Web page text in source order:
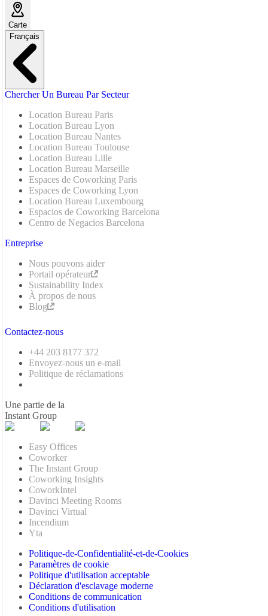
Carte
Français
Chercher Un Bureau Par Secteur
Location Bureau Paris
Location Bureau Lyon
Location Bureau Nantes
Location Bureau Toulouse
Location Bureau Lille
Location Bureau Marseille
Espaces de Coworking Paris
Espaces de Coworking Lyon
Location Bureau Luxembourg
Espacios de Coworking Barcelona
Centro de Negacios Barcelona
Entreprise
Nous pouvons aider
Portail opérateur
Sustainability Index
À propos de nous
Blog
Contactez-nous
+44 203 8177 372
Envoyez-nous un e-mail
Politique de réclamations
Une partie de la
Instant Group
Easy Offices
Coworker
The Instant Group
Coworking Insights
CoworkIntel
Davinci Meeting Rooms
Davinci Virtual
Incendium
Yta
Politique-de-Confidentialité-et-de-Cookies
Paramètres de cookie
Politique d'utilisation acceptable
Déclaration d'esclavage moderne
Conditions de communication
Conditions d'utilisation